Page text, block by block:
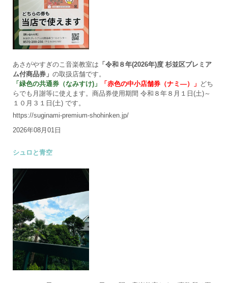
あさがやすぎのこ音楽教室は 「令和８年(2026年)度 杉並区プレミア
ム付商品券」 の取扱店舗です。
「緑色の共通券（なみすけ)」
「赤色の中小店舗券（ナミ―）」 どち
らでも月謝等に使えます。商品券使用期間 令和８年８月１日(土)～
１０月３１日(土) です。
https://suginami-premium-shohinken.jp/
2026年08月01日
シュロと青空